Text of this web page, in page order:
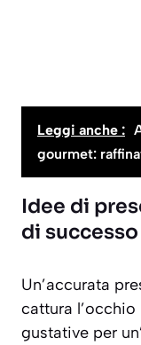
Leggi anche :
gourmet:
Idee di
di successo
Un’accurata
cattura
gustative per